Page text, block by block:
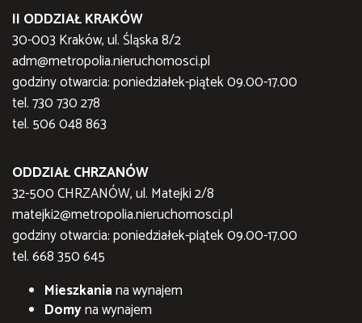
II ODDZIAŁ KRAKÓW
30-003 Kraków, ul. Śląska 8/2
adm@metropolia.nieruchomosci.pl
godziny otwarcia: poniedziałek-piątek 09.00-17.00
tel. 730 730 278
tel. 506 048 863
ODDZIAŁ CHRZANÓW
32-500 CHRZANÓW, ul. Matejki 2/8
matejki2@metropolia.nieruchomosci.pl
godziny otwarcia: poniedziałek-piątek 09.00-17.00
tel. 668 350 645
Mieszkaniana wynajem
Domyna wynajem